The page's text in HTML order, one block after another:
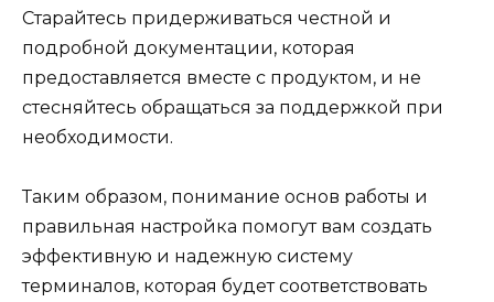
Старайтесь придерживаться честной и
подробной документации, которая
предоставляется вместе с продуктом, и не
стесняйтесь обращаться за поддержкой при
необходимости.
Таким образом, понимание основ работы и
правильная настройка помогут вам создать
эффективную и надежную систему
терминалов, которая будет соответствовать